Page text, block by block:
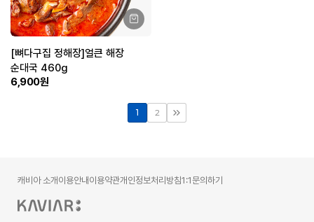
[뼈다구집 정해장]얼큰 해장
순대국 460g
6,900원
1 2
캐비아 소개 이용안내 이용약관개인정보처리방침1:1문의하기